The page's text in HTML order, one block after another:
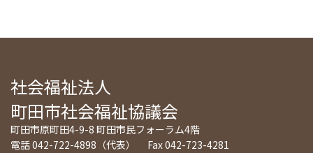
社会福祉法人
町田市社会福祉協議会
町田市原町田4-9-8 町田市民フォーラム4階
電話 042-722-4898（代表） Fax 042-723-4281